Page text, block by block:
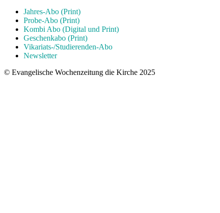
Jahres-Abo (Print)
Probe-Abo (Print)
Kombi Abo (Digital und Print)
Geschenkabo (Print)
Vikariats-/Studierenden-Abo
Newsletter
© Evangelische Wochenzeitung die Kirche 2025